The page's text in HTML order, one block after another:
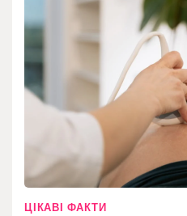
ЦІКАВІ ФАКТИ